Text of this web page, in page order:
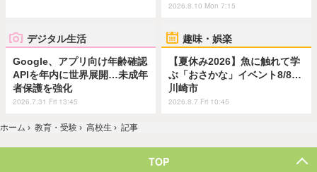
2026.8.10 Mon 7:15
デジタル生活
Google、アプリ向け年齢確認
APIを年内に世界展開…未成年
者保護を強化
2026.7.31 Fri 13:45
趣味・娯楽
【夏休み2026】魚に触れて学
ぶ「おさかな」イベント8/8…
川崎市
2026.8.7 Fri 10:45
ホーム › 教育・受験 › 高校生 › 記事
TOP